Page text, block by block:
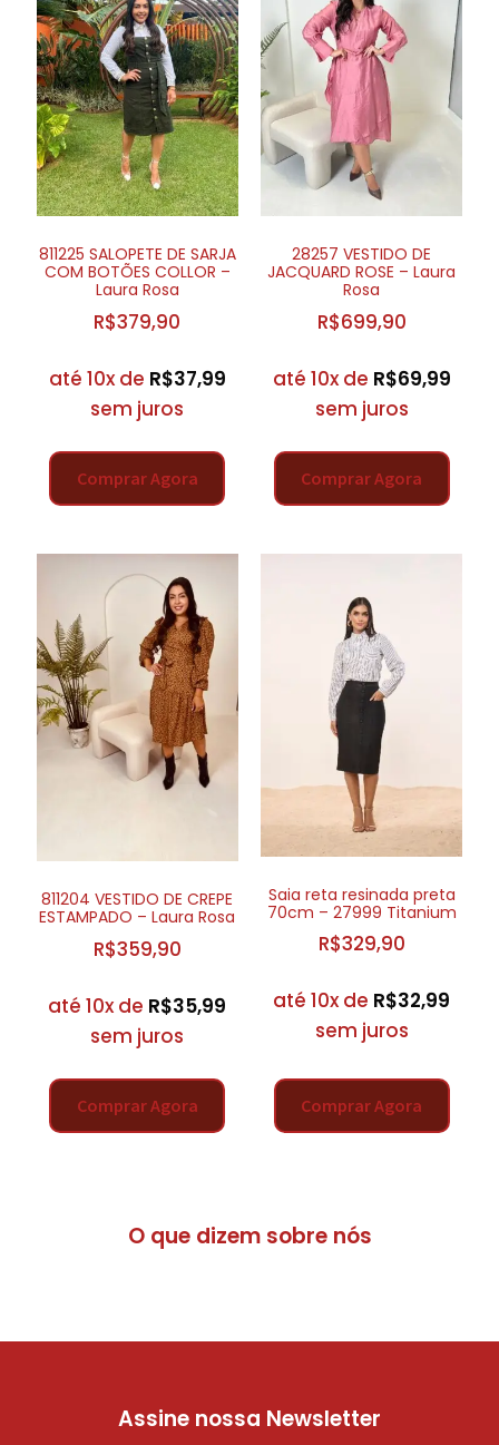
811225 SALOPETE DE SARJA
COM BOTÕES COLLOR –
Laura Rosa
R$379,90
até 10x de R$37,99
sem juros
Comprar Agora
28257 VESTIDO DE
JACQUARD ROSE – Laura
Rosa
R$699,90
até 10x de R$69,99
sem juros
Comprar Agora
811204 VESTIDO DE CREPE
ESTAMPADO – Laura Rosa
R$359,90
até 10x de R$35,99
sem juros
Comprar Agora
Saia reta resinada preta
70cm – 27999 Titanium
R$329,90
até 10x de R$32,99
sem juros
Comprar Agora
O que dizem sobre nós
Assine nossa Newsletter